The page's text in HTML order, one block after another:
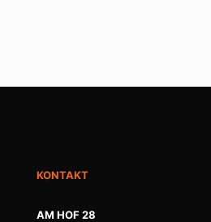
KONTAKT
AM HOF 28